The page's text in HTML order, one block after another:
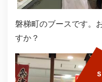
磐梯町のブースです。
すか？